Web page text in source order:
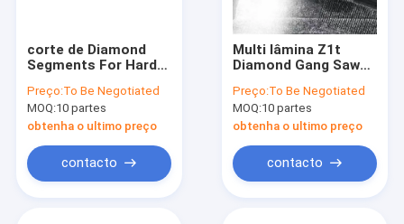
corte de Diamond
Segments For Hard
1800mm
Preço:To Be Negotiated
MOQ:10 partes
obtenha o ultimo preço
contacto
Multi lâmina Z1t
Diamond Gang Saw
para o mármore
Preço:To Be Negotiated
MOQ:10 partes
obtenha o ultimo preço
contacto